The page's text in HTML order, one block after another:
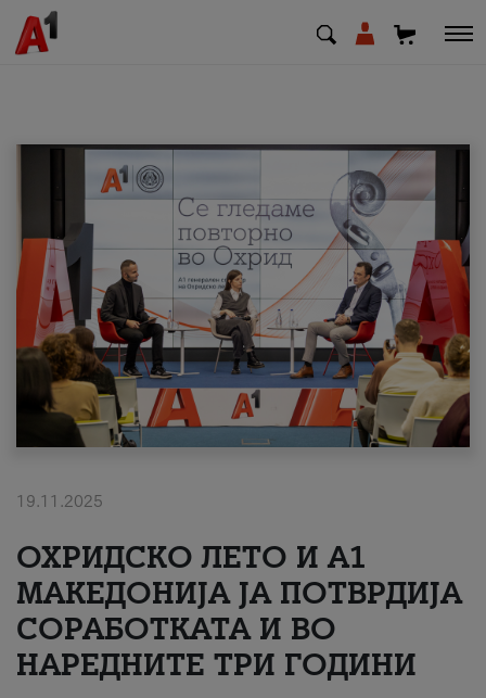
МК SQ
Приватни Деловни
Поддршка
Надополни кредит
#ПодобарОнлајн
19.11.2025
ОХРИДСКО ЛЕТО И A1
МАКЕДОНИЈА ЈА ПОТВРДИЈА
СОРАБОТКАТА И ВО
НАРЕДНИТЕ ТРИ ГОДИНИ